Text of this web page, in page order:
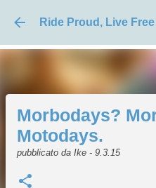
Passa ai
Ride Proud, Live Free
Morbodays?
Motodays.
pubblicato da Ike - 9.3.15